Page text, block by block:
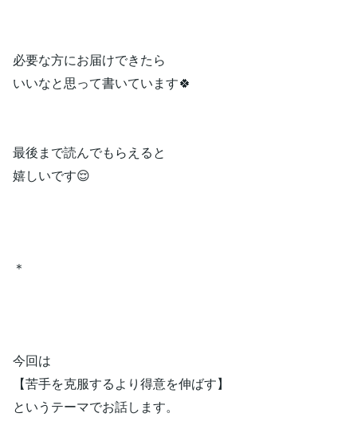
必要な方にお届けできたら
いいなと思って書いています🍀
最後まで読んでもらえると
嬉しいです😌
＊
今回は
【苦手を克服するより得意を伸ばす】
というテーマでお話します。